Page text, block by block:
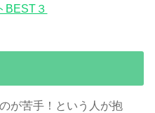
BEST３
が苦手！という人が抱